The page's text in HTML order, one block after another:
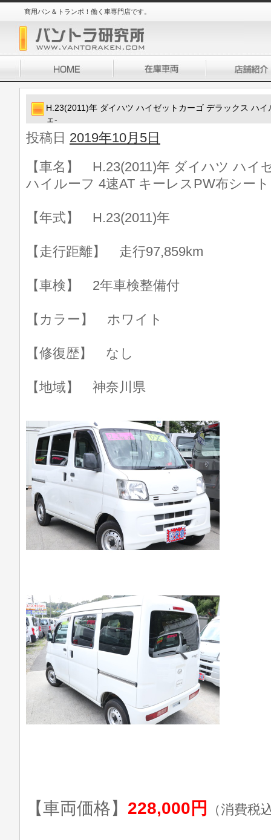
商用バン＆トランポ！働く車専門店です。
H.23(2011)年 ダイハツ ハイゼットカーゴ デラックス ハ
ェ-
投稿日 2019年10月5日
【車名】 H.23(2011)年 ダイハツ ハイ
ハイルーフ 4速AT キーレスPW布シー
【年式】 H.23(2011)年
【走行距離】 走行97,859km
【車検】 2年車検整備付
【カラー】 ホワイト
【修復歴】 なし
【地域】 神奈川県
【車両価格】 228,000円 （消費税